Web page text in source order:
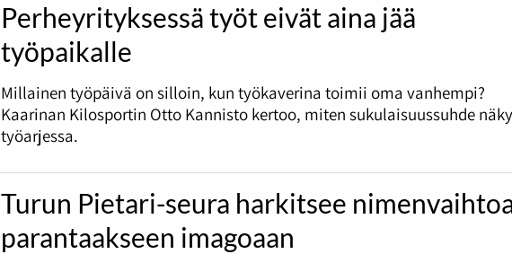
Perheyrityksessä työt eivät aina jää
työpaikalle
Millainen työpäivä on silloin, kun työkaverina toimii oma vanhempi?
Kaarinan Kilosportin Otto Kannisto kertoo, miten sukulaisuussuhde
työarjessa.
Turun Pietari-seura harkitsee
parantaakseen imagoaan